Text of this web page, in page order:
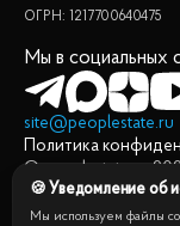
ОГРН: 1217700640475
Мы в социальных
site@peoplestate.ru
Политика
© peoplestate.ru
Представленная
квартир, носит
🍪 Уведомление об
Мы используем файлы